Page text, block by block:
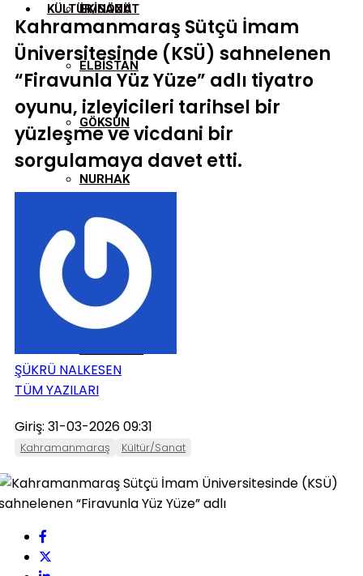
EKINÖZÜ
ELBISTAN
GÖKSUN
NURHAK
ONIKIŞUBAT
PAZARCIK
KÜLTÜR/SANAT
Kahramanmaraş Sütçü İmam
Üniversitesinde (KSÜ) sahnelenen
“Firavunla Yüz Yüze” adlı tiyatro
oyunu, izleyicileri tarihsel bir
yüzleşme ve vicdani bir
sorgulamaya davet etti.
ŞÜKRÜ NALKESEN
TÜM YAZILARI
Giriş: 31-03-2026 09:31
Kahramanmaraş Kültür/Sanat